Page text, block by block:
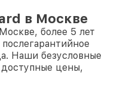
в Москве
более 5 лет
Наши безусловные
цены,